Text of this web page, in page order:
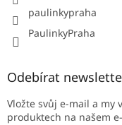
paulinkypraha
PaulinkyPraha
Odebírat
Vložte svůj e-mail a my
produktech na našem